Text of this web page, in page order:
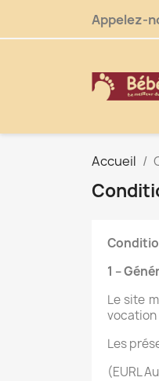
Appelez-
Accueil
1 –
Le site
vocation
Les
(EURL